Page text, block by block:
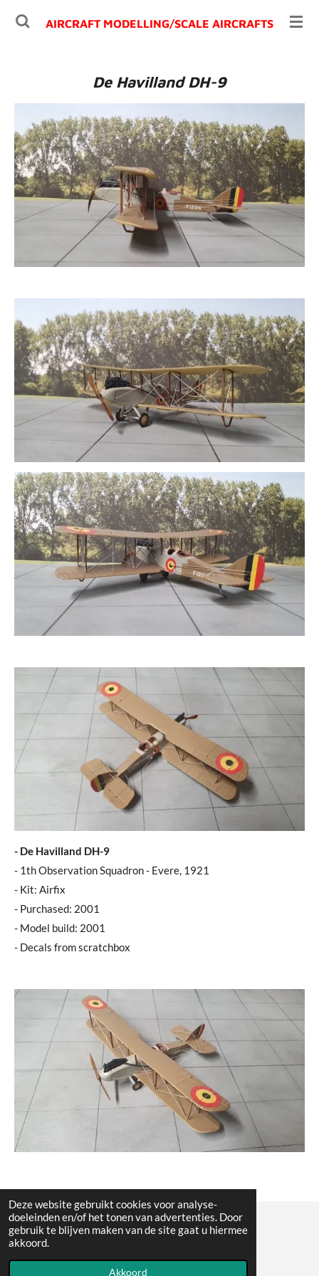
Deze website gebruikt cookies voor analyse-
doeleinden en/of het tonen van advertenties. Door
gebruik te blijven maken van de site gaat u hiermee
akkoord.
Akkoord
Ga
AIRCRAFT MODELLING/SCALE AIRCRAFTS
De Havilland DH-9
- De Havilland DH-9
- 1th Observation Squadron - Evere, 1921
- Kit: Airfix
- Purchased: 2001
- Model build: 2001
- Decals from scratchbox
© All the pictures on this website are copywright protected